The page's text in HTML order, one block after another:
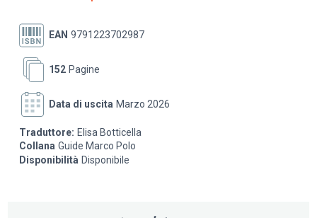
Contiene:
può far vedere
indicazione di punti panoramici, locali
ecosostenibili, tendenze, eventi e feste, attività
shopping, mangiare e bere, in giro con i bambini
prezzi di alberghi e ristoranti
informazioni pratiche e passeggiate in città
EAN 9791223702987
Pagine
152
Data di uscita Marzo 2026
Traduttore: Elisa Botticella
Collana Guide Marco Polo
Disponibilità Disponibile